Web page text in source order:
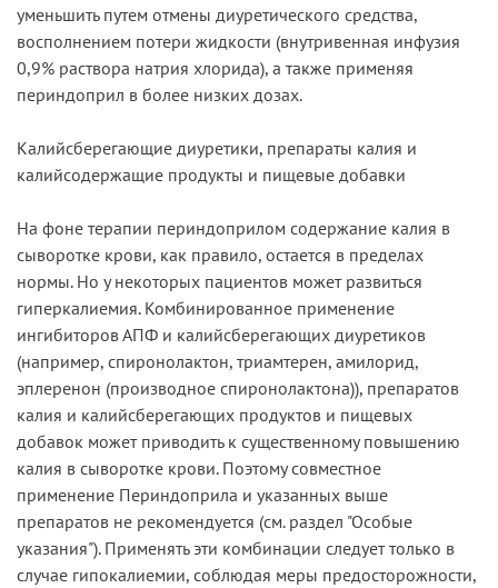
уменьшить путем отмены диуретического средства,
восполнением потери жидкости (внутривенная инфузия
0,9% раствора натрия хлорида), а также применяя
периндоприл в более низких дозах.
Калийсберегающие диуретики, препараты калия и
калийсодержащие продукты и пищевые добавки
На фоне терапии периндоприлом содержание калия в
сыворотке крови, как правило, остается в пределах
нормы. Но у некоторых пациентов может развиться
гиперкалиемия. Комбинированное применение
ингибиторов АПФ и калийсберегающих диуретиков
(например, спиронолактон, триамтерен, амилорид,
эплеренон (производное спиронолактона)), препаратов
калия и калийсберегающих продуктов и пищевых
добавок может приводить к существенному повышению
калия в сыворотке крови. Поэтому совместное
применение Периндоприла и указанных выше
препаратов не рекомендуется (см. раздел "Особые
указания"). Применять эти комбинации следует только в
случае гипокалиемии, соблюдая меры предосторожности,